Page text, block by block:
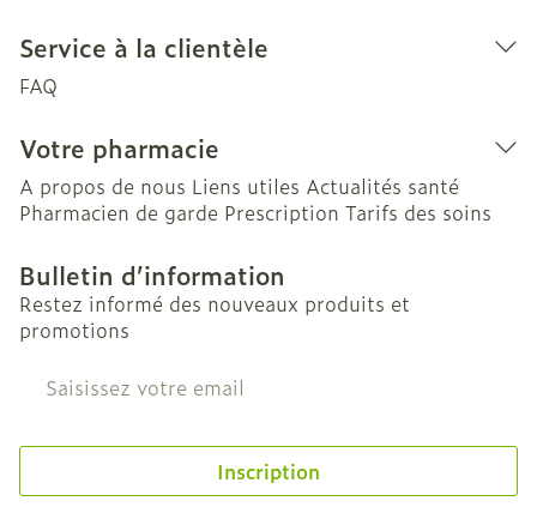
Service à la clientèle
FAQ
Votre pharmacie
A propos de nous Liens utiles Actualités santé
Pharmacien de garde Prescription Tarifs des soins
Bulletin d’information
Restez informé des nouveaux produits et
promotions
Adresse mail
Inscription